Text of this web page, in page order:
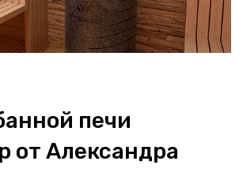
печи
от Александра